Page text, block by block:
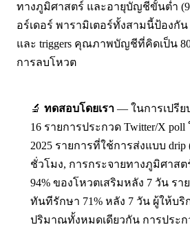
ทางภูมิศาสตร์ และอายุบัญชีขั้นต่ำ
อร์เดอร์ พารามิเตอร์ทั้งสามนี้ป้องกัน
และ triggers คุณภาพบัญชีที่คิดเป็น
การลบโหวต
🔬 ทดสอบโดยเรา — ในการเปรีย
16 รายการประกวด Twitter/X poll
2025 รายการที่ใช้การส่งแบบ drip
ชั่วโมง, การกระจายทางภูมิศาสต
94% ของโหวตเสริมหลัง 7 วัน รา
ทันทีรักษา 71% หลัง 7 วัน ผู้ให้บริ
ปริมาณทั้งหมดเดียวกัน การประก